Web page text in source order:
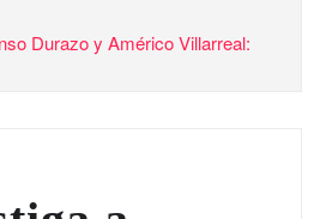
Durazo y Américo Villarreal: